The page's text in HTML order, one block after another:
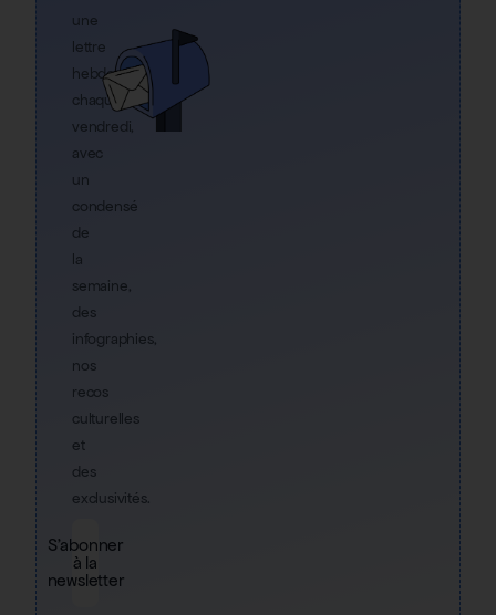
une
lettre
hebdo
chaque
vendredi,
avec
un
condensé
de
la
semaine,
des
infographies,
nos
recos
culturelles
et
des
exclusivités.
S'abonner
à la
newsletter